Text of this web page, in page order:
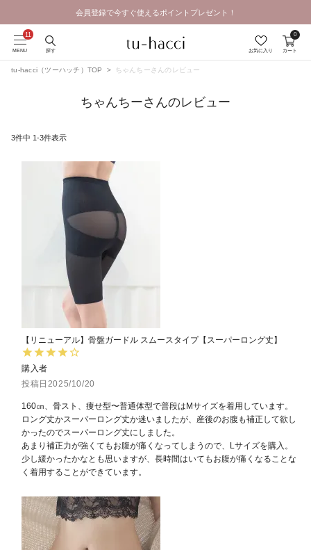
会員登録で今すぐ使えるポイントプレゼント！
GRAND OPEN SALE | 2026.8.7 19:00 - 8.16 23:59
MENU 探す お気に入り カート
0
tu-hacci（ツーハッチ）TOP ちゃんちーさんのレビュー
ちゃんちーさんのレビュー
3件中 1-3件表示
【リニューアル】骨盤ガードル スムースタイプ【スーパーロング丈】
購入者
投稿日 2025/10/20
160㎝、骨スト、痩せ型〜普通体型で普段はMサイズを着用しています。
ロング丈かスーパーロング丈か迷いましたが、産後のお腹も補正して欲し
かったのでスーパーロング丈にしました。
あまり補正力が強くてもお腹が痛くなってしまうので、Lサイズを購入。
少し緩かったかなとも思いますが、長時間はいてもお腹が痛くなることな
く着用することができています。